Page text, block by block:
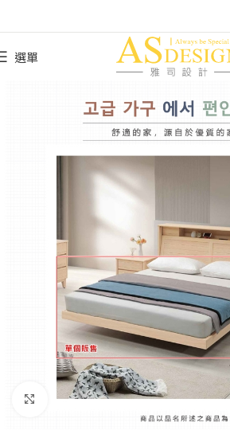
選單
Click to enlarge